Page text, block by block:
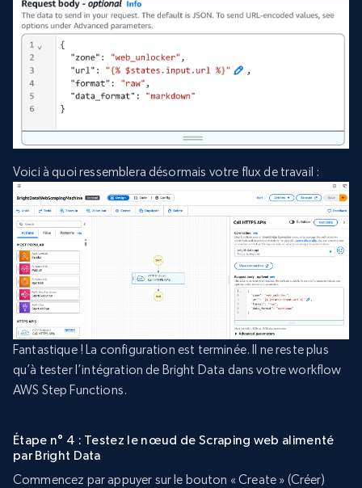
Voici à quoi ressemblera désormais votre flux de travail :
Fantastique ! La configuration est terminée. Il ne reste plus
qu’à tester l’intégration de Bright Data dans votre workflow
AWS Step Functions.
Étape n° 4 : Testez le nœud de Scraping web alimenté
par Bright Data
Commencez par appuyer sur le bouton « Create » (Créer)